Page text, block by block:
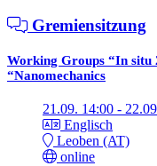
Gremiensitzung
Working Groups “In situ
“Nanomechanics
21.09. 14:00 -
Englisch
Leoben (AT)
online